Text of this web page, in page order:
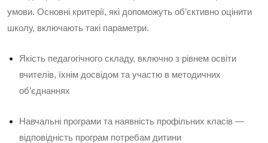
умови. Основні критерії, які допоможуть об’єктивно оцінити
школу, включають такі параметри.
Якість педагогічного складу, включно з рівнем освіти
вчителів, їхнім досвідом та участю в методичних
об’єднаннях
Навчальні програми та наявність профільних класів —
відповідність програм потребам дитини